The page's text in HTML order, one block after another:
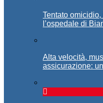
Tentato
l’ospedale di
Alta velocità,
assicurazione: